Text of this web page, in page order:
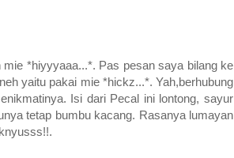
*hiyyyaaa...*. Pas pesan saya bilang ke
yaitu pakai mie *hickz...*. Yah,berhubung
Isi dari Pecal ini lontong, sayur
tetap bumbu kacang. Rasanya lumayan